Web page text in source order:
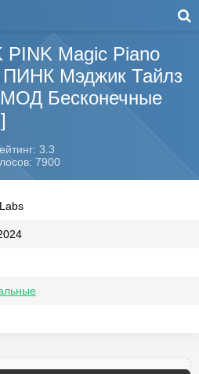
PINK Magic Piano
Мэджик Тайлз
Бесконечные
3.3
7900